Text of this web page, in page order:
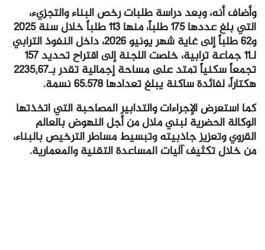
وأضاف أنه، وبعد دراسة طلبات رخص البناء والتجزيء،
التي بلغ عددها 175 طلباً، منها 113 طلباً خلال سنة 2025
و62 طلباً إلى غاية شهر يونيو 2026، داخل النفوذ الترابي
لـ11 جماعة ترابية، خلصت اللجنة إلى اقتراح تحديد 157
تجمعاً سكنياً تمتد على مساحة إجمالية تقدر بـ2235,67
هكتاراً، لفائدة ساكنة يبلغ تعدادها 65.578 نسمة.
كما استعرض الإجراءات والتدابير المصاحبة التي اتخذتها
الوكالة الحضرية لبني ملال من أجل النهوض بالعالم
القروي وتعزيز جاذبيته وتبسيط مساطر الترخيص بالبناء،
من خلال تكثيف آليات المساعدة التقنية والمعمارية.